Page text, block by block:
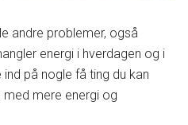
andre problemer, også
energi i hverdagen og i
på nogle få ting du kan
mere energi og